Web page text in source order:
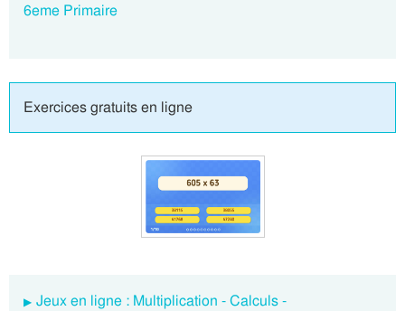
6eme Primaire
Exercices gratuits en ligne
Jeux en ligne : Multiplication - Calculs -